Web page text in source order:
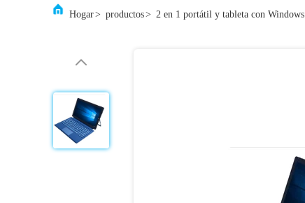
Hogar> productos> 2 en 1 portátil y tableta con Windows